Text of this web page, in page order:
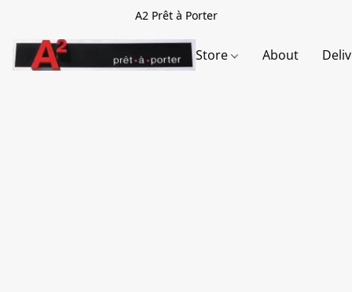
A2 Prêt à Porter
Store About